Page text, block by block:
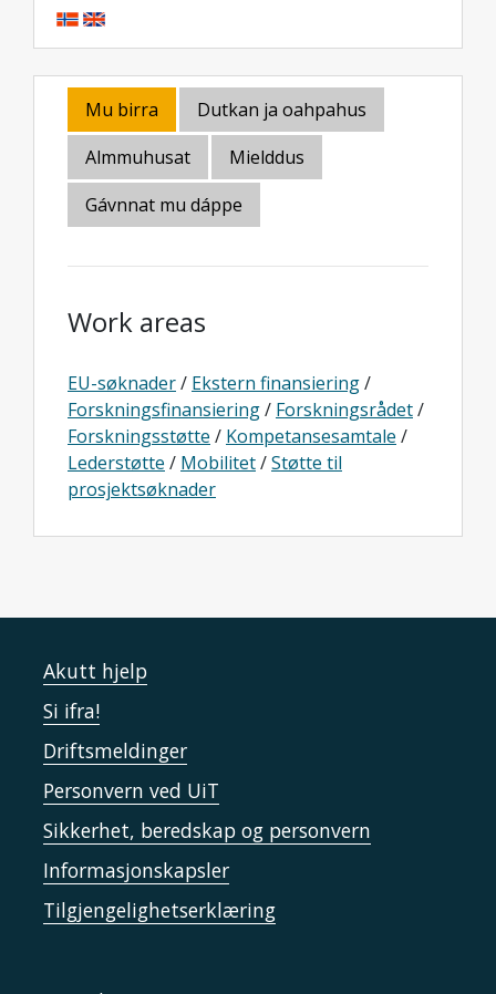
Mu birra
Dutkan ja oahpahus
Almmuhusat
Mielddus
Gávnnat mu dáppe
Work areas
EU-søknader/ Ekstern finansiering/
Forskningsfinansiering/ Forskningsrådet/
Forskningsstøtte / Kompetansesamtale /
Lederstøtte / Mobilitet/Støtte til
prosjektsøknader
Akutt hjelp
Si ifra!
Driftsmeldinger
Personvern ved UiT
Sikkerhet, beredskap og personvern
Informasjonskapsler
Tilgjengelighetserklæring